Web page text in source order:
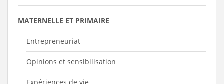
MATERNELLE ET PRIMAIRE
Entrepreneuriat
Opinions et sensibilisation
Expériences de vie